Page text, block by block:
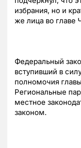
избрания, но и
же лица во главе
Федеральный
вступивший в
полномочия
Региональные
местное
законом.